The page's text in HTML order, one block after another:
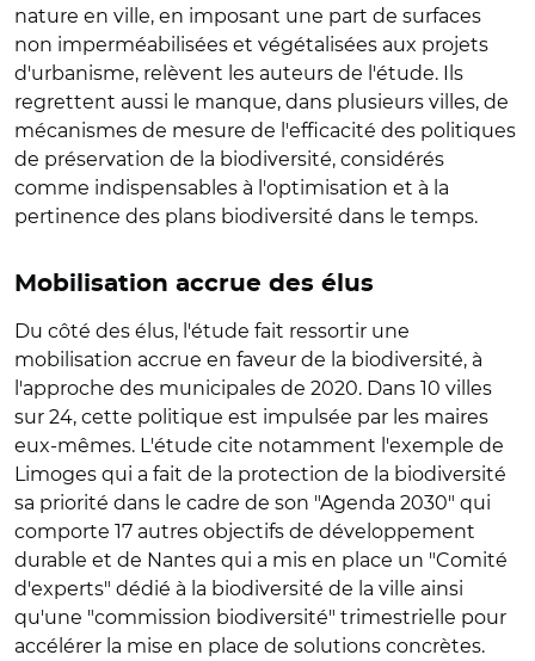
nature en ville, en imposant une part de surfaces
non imperméabilisées et végétalisées aux projets
d'urbanisme, relèvent les auteurs de l'étude. Ils
regrettent aussi le manque, dans plusieurs villes, de
mécanismes de mesure de l'efficacité des politiques
de préservation de la biodiversité, considérés
comme indispensables à l'optimisation et à la
pertinence des plans biodiversité dans le temps.
Mobilisation accrue des élus
Du côté des élus, l'étude fait ressortir une
mobilisation accrue en faveur de la biodiversité, à
l'approche des municipales de 2020. Dans 10 villes
sur 24, cette politique est impulsée par les maires
eux-mêmes. L'étude cite notamment l'exemple de
Limoges qui a fait de la protection de la biodiversité
sa priorité dans le cadre de son "Agenda 2030" qui
comporte 17 autres objectifs de développement
durable et de Nantes qui a mis en place un "Comité
d'experts" dédié à la biodiversité de la ville ainsi
qu'une "commission biodiversité" trimestrielle pour
accélérer la mise en place de solutions concrètes.